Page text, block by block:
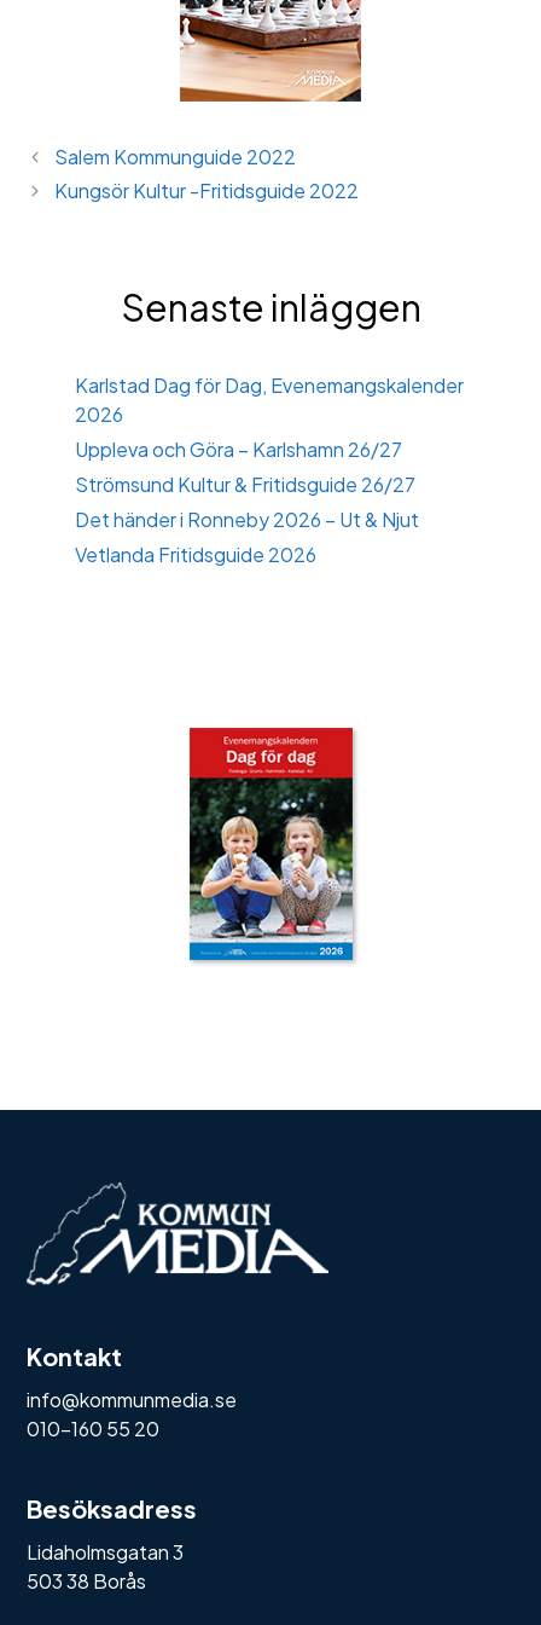
Salem Kommunguide 2022
Kungsör Kultur -Fritidsguide 2022
Senaste inläggen
Karlstad Dag för Dag, Evenemangskalender
2026
Uppleva och Göra – Karlshamn 26/27
Strömsund Kultur & Fritidsguide 26/27
Det händer i Ronneby 2026 – Ut & Njut
Vetlanda Fritidsguide 2026
Kontakt
info@kommunmedia.se
010-160 55 20
Besöksadress
Lidaholmsgatan 3
503 38 Borås